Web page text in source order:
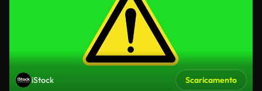
iStock Scaricamento